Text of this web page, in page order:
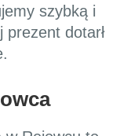
szybką i
prezent dotarł